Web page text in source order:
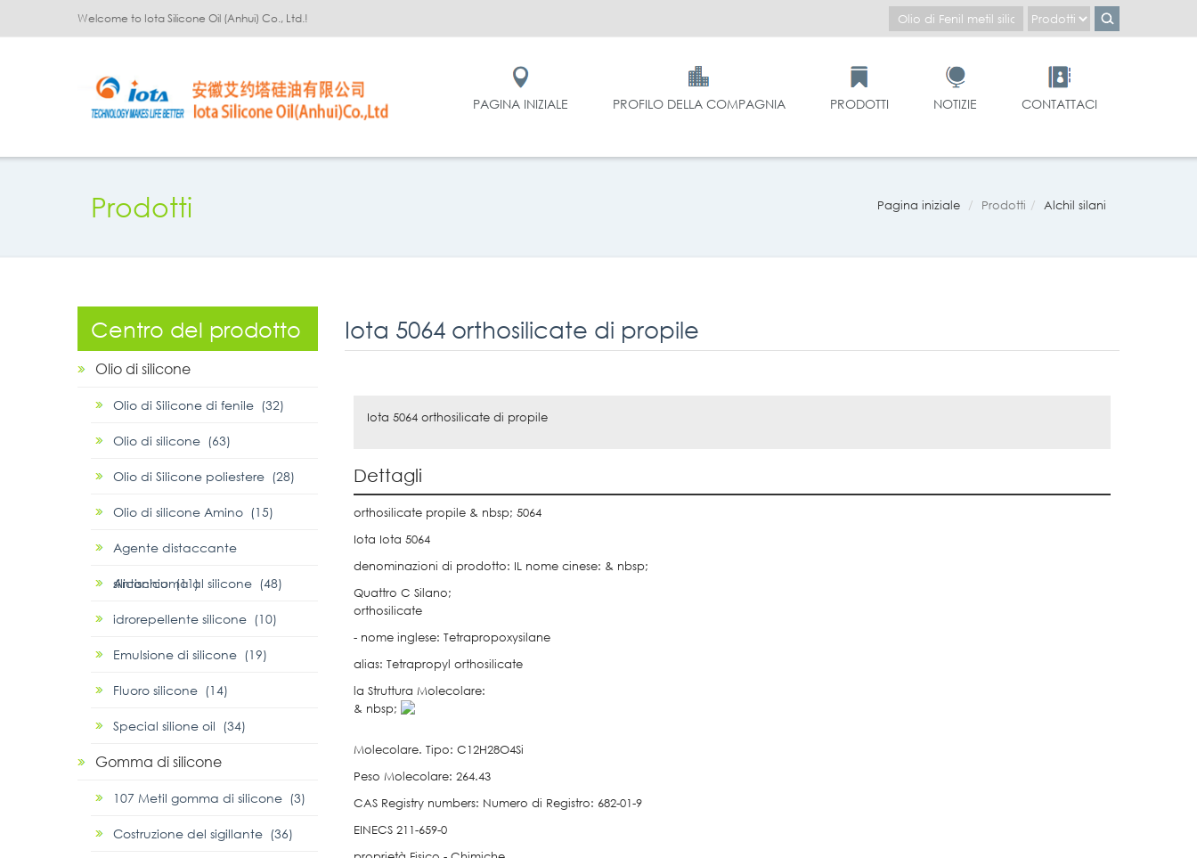
Welcome to Iota Silicone Oil (Anhui) Co., Ltd.!
PAGINA INIZIALE PROFILO DELLA COMPAGNIA PRODOTTI NOTIZIE CONTATTACI
Prodotti Pagina iniziale Prodotti Alchil silani
Iota 5064 orthosilicate di propile
Iota 5064 orthosilicate di propile
Dettagli
orthosilicate propile & nbsp; 5064
Iota Iota 5064
denominazioni di prodotto: IL nome cinese: & nbsp;
Quattro C Silano;
orthosilicate
- nome inglese: Tetrapropoxysilane
alias: Tetrapropyl orthosilicate
la Struttura Molecolare:
& nbsp;
Molecolare. Tipo: C12H28O4Si
Peso Molecolare: 264.43
CAS Registry numbers: Numero di Registro: 682-01-9
EINECS 211-659-0
Centro del prodotto
Olio di silicone
Olio di Silicone di fenile (32)
Olio di silicone (63)
Olio di Silicone poliestere (28)
Olio di silicone Amino (15)
Agente distaccante
siliconico (11)
Antischiuma al silicone (48)
idrorepellente silicone (10)
Emulsione di silicone (19)
Fluoro silicone (14)
Special silione oil (34)
Gomma di silicone
107 Metil gomma di silicone (3)
Costruzione del sigillante (36)